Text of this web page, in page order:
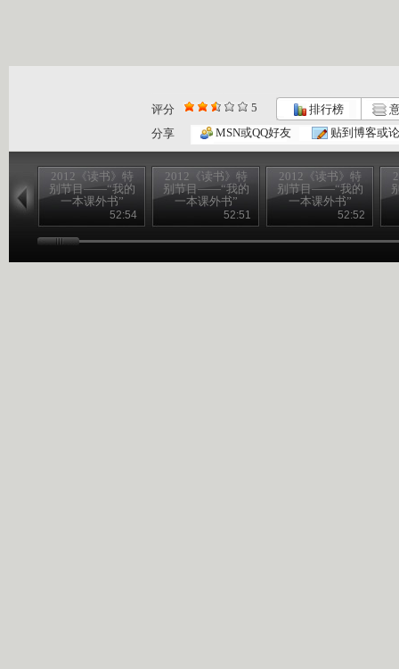
评分 5 排行榜
分享
MSN或QQ好友 贴到博客或
2012《读书》特
别节目——“我的
一本课外书”
2012082652:54
2012《读书》特
别节目——“我的
一本课外书”
2012082552:51
2012《读书》特
别节目——“我的
一本课外书”
2012082452:52